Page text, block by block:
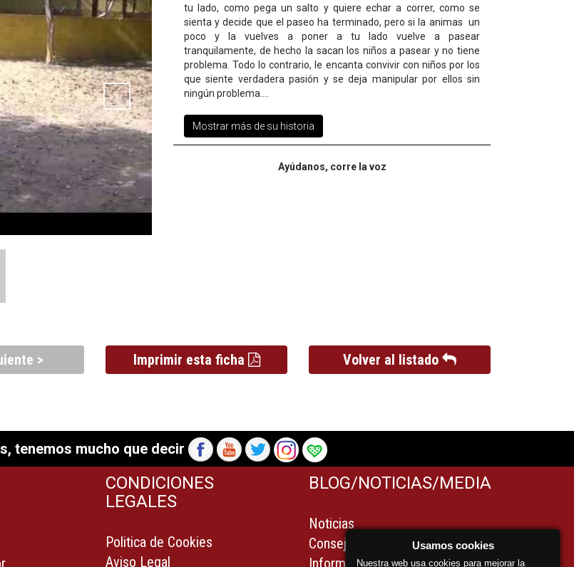
tu lado, como pega un salto y quiere echar a correr, como se
sienta y decide que el paseo ha terminado, pero si la animas un
poco y la vuelves a poner a tu lado vuelve a pasear
tranquilamente, de hecho la sacan los niños a pasear y no tiene
problema. Todo lo contrario, le encanta convivir con niños por los
que siente verdadera pasión y se deja manipular por ellos sin
ningún problema.
Mostrar más de su historia
Ayúdanos, corre la voz
> Imprimir esta ficha Volver al listado
tenemos mucho que decir
CONDICIONES
LEGALES
Politica de Cookies
Aviso Legal
BLOG/NOTICIAS/MEDIA
Noticias
Consejos
Información legal para
Usamos cookies
Nuestra web usa cookies para mejorar la